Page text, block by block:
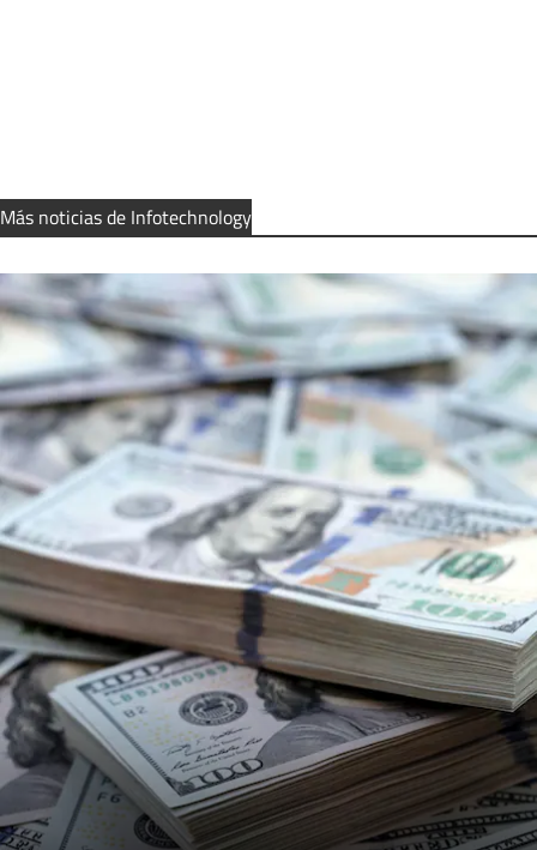
Más noticias de Infotechnology